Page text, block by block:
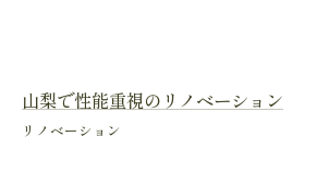
山梨で性能重視のリノベーション
リノベーション